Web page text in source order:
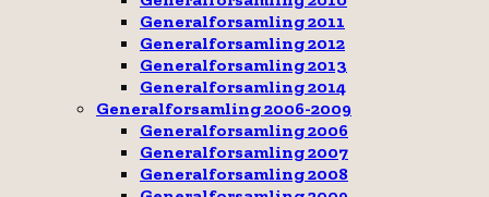
Generalforsamling 2011
Generalforsamling 2012
Generalforsamling 2013
Generalforsamling 2014
Generalforsamling 2006-2009
Generalforsamling 2006
Generalforsamling 2007
Generalforsamling 2008